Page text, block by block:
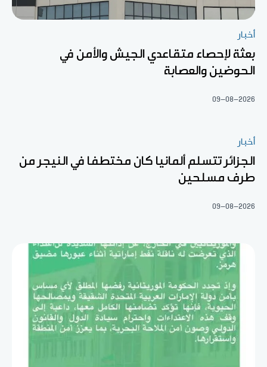
أخبار
بعثة لإحصاء متقاعدي الجيش والأمن في
الحوضين والعصابة
09-08-2026
أخبار
الجزائر تتسلم ألمانيا كان مختطفا في النيجر من
طرف مسلحين
09-08-2026